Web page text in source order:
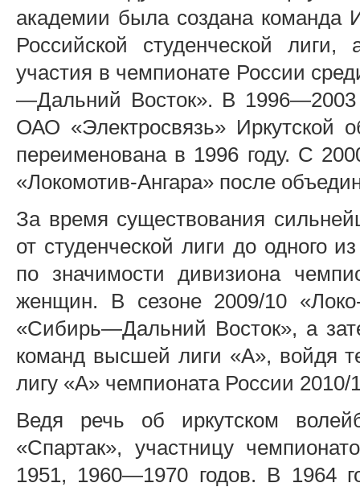
академии была создана команда
Российской студенческой
участия в чемпионате России
—Дальний Восток». В
ОАО «Электросвязь» Иркутской
переименована в 1996 году. С
«Локомотив-Ангара» после
За время существования
от студенческой лиги до одного
по значимости дивизиона
женщин. В сезоне 2009/10
«Сибирь—Дальний Восток», а
команд высшей лиги «А», войдя
лигу «А» чемпионата России 2010/
Ведя речь об иркутском
«Спартак», участницу
1951, 1960—1970 годов. В 1964